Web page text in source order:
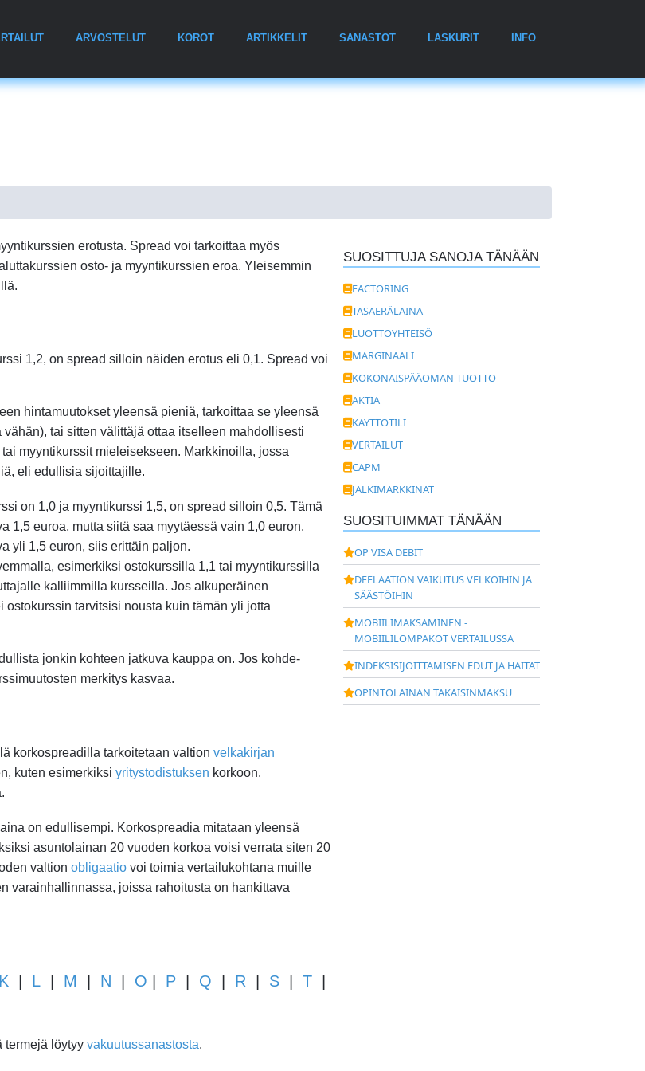
ARVOSTELUT KOROT ARTIKKELIT SANASTOT LASKURIT INFO
erotusta. Spread voi tarkoittaa myös
osto- ja myyntikurssien eroa. Yleisemmin
1,2, on spread silloin näiden erotus eli 0,1. Spread voi
hintamuutokset yleensä pieniä, tarkoittaa se yleensä
tai sitten välittäjä ottaa itselleen mahdollisesti
myyntikurssit mieleisekseen. Markkinoilla, jossa
eli edullisia sijoittajille.
on 1,0 ja myyntikurssi 1,5, on spread silloin 0,5. Tämä
1,5 euroa, mutta siitä saa myytäessä vain 1,0 euron.
yli 1,5 euron, siis erittäin paljon.
esimerkiksi ostokurssilla 1,1 tai myyntikurssilla
kalliimmilla kursseilla. Jos alkuperäinen
tarvitsisi nousta kuin tämän yli jotta
jonkin kohteen jatkuva kauppa on. Jos kohde-
merkitys kasvaa.
korkospreadilla tarkoitetaan valtion velkakirjan
kuten esimerkiksi yritystodistuksen korkoon.
on edullisempi. Korkospreadia mitataan yleensä
asuntolainan 20 vuoden korkoa voisi verrata siten 20
valtion obligaatio voi toimia vertailukohtana muille
varainhallinnassa, joissa rahoitusta on hankittava
K L M N O P Q R S T
termejä löytyy vakuutussanastosta.
SUOSITTUJA SANOJA TÄNÄÄN
FACTORING
TASAERÄLAINA
LUOTTOYHTEISÖ
MARGINAALI
KOKONAISPÄÄOMAN TUOTTO
AKTIA
KÄYTTÖTILI
VERTAILUT
CAPM
JÄLKIMARKKINAT
SUOSITUIMMAT TÄNÄÄN
OP VISA DEBIT
DEFLAATION VAIKUTUS VELKOIHIN JA
SÄÄSTÖIHIN
MOBIILIMAKSAMINEN -
MOBIILILOMPAKOT VERTAILUSSA
INDEKSISIJOITTAMISEN EDUT JA HAITAT
OPINTOLAINAN TAKAISINMAKSU